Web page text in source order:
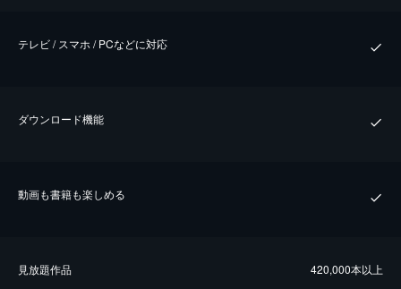
テレビ / スマホ / PCなどに対応
ダウンロード機能
動画も書籍も楽しめる
⾒放題作品 420,000本以上